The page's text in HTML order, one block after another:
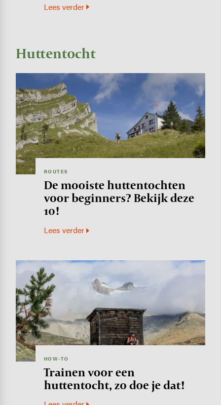
Lees verder
Huttentocht
ROUTES
De mooiste huttentochten
voor beginners? Bekijk deze
10!
Lees verder
Image
HOW-TO
Trainen voor een
huttentocht, zo doe je dat!